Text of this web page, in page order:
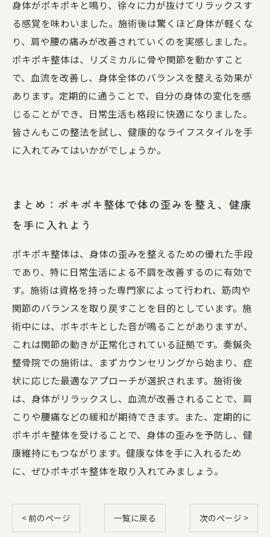
身体がポキポキと鳴り、徐々に力が抜けてリラックスす
る感覚を味わいました。施術後は驚くほど身体が軽くな
り、肩や腰の痛みが改善されていくのを実感しました。
ポキポキ整体は、リズミカルに骨や関節を動かすこと
で、血流を改善し、身体全体のバランスを整える効果が
あります。定期的に通うことで、自分の身体の変化を感
じることができ、日常生活も格段に快適になりました。
皆さんもこの整法を試し、健康的なライフスタイルを手
に入れてみてはいかがでしょうか。
まとめ：ポキポキ整体で体の歪みを整え、健康
を手に入れよう
ポキポキ整体は、身体の歪みを整えるための優れた手段
であり、特に日常生活による不調を改善するのに有効で
す。施術は資格を持った専門家によって行われ、筋肉や
関節のバランスを取り戻すことを目的としています。施
術中には、ボキボキとした音が鳴ることがありますが、
これは関節の動きが正常化されている証拠です。奏鍼灸
整骨院での施術は、まずカウンセリングから始まり、症
状に応じた最適なアプローチが選択されます。施術後
は、身体がリラックスし、血流が改善されることで、肩
こりや腰痛などの緩和が期待できます。また、定期的に
ポキポキ整体を受けることで、身体の歪みを予防し、健
康維持にもつながります。健康な体を手に入れるため
に、ぜひポキポキ整体を取り入れてみましょう。
< 前のページ 一覧に戻る 次のページ >